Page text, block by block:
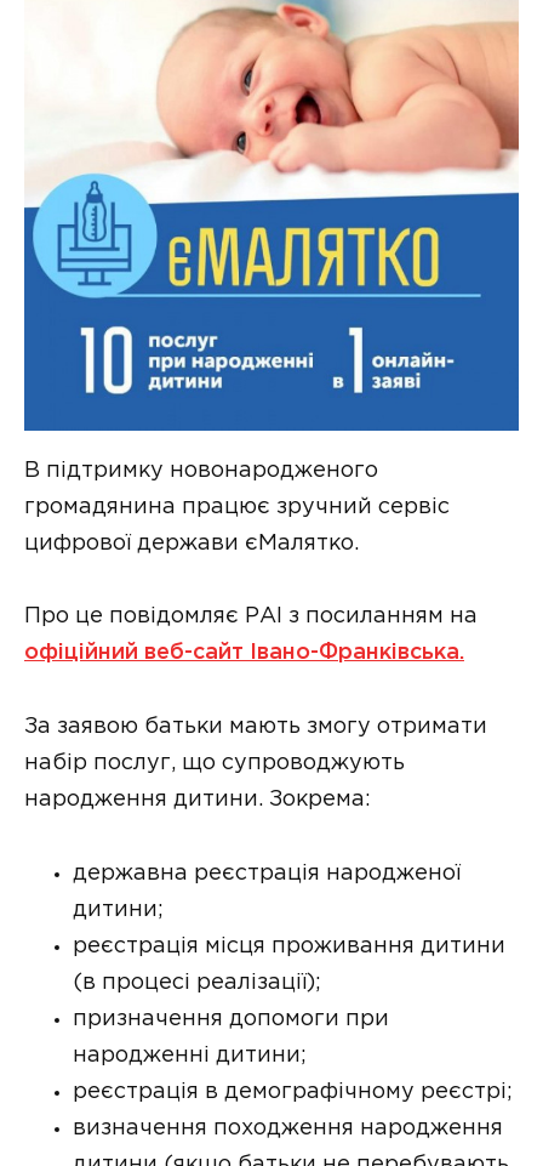
В підтримку новонародженого
громадянина працює зручний сервіс
цифрової держави єМалятко.
Про це повідомляє РАІ з посиланням на
офіційний веб-сайт Івано-Франківська.
За заявою батьки мають змогу отримати
набір послуг, що супроводжують
народження дитини. Зокрема:
державна реєстрація народженої
дитини;
реєстрація місця проживання дитини
(в процесі реалізації);
призначення допомоги при
народженні дитини;
реєстрація в демографічному реєстрі;
визначення походження народження